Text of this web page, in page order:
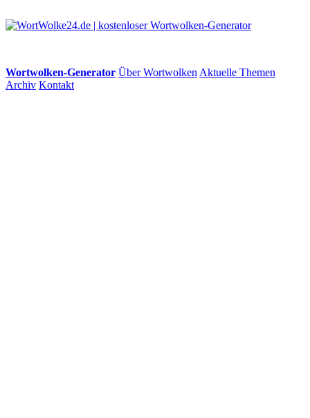
Wortwolken-Generator Über Wortwolken Aktuelle Themen
Archiv Kontakt